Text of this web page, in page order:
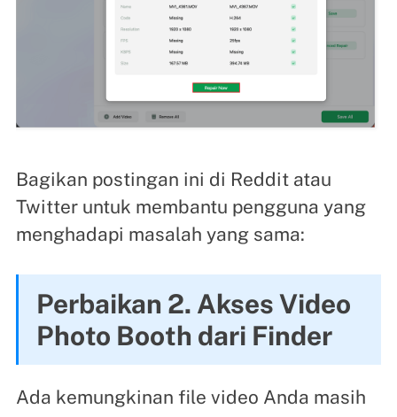
Bagikan postingan ini di Reddit atau
Twitter untuk membantu pengguna yang
menghadapi masalah yang sama:
Perbaikan 2. Akses Video
Photo Booth dari Finder
Ada kemungkinan file video Anda masih